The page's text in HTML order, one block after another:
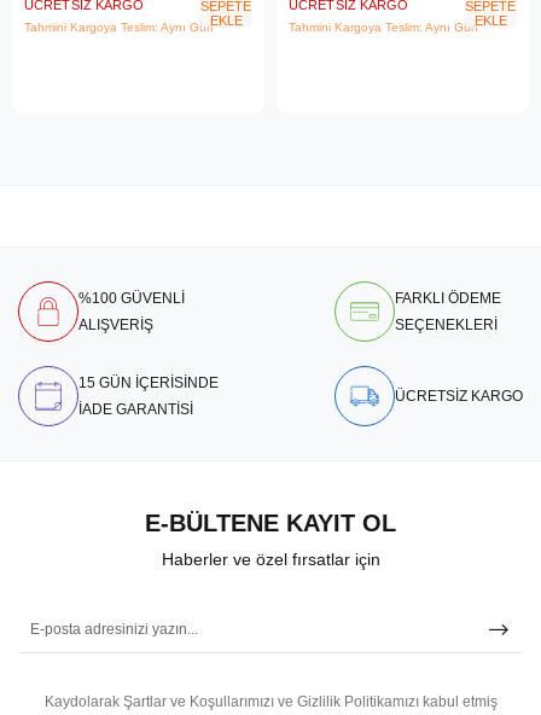
ÜCRETSIZ KARGO
Tahmini Kargoya Teslim: Aynı Gün
SEPETE
EKLE
ÜCRETSIZ KARGO
Tahmini Kargoya Teslim: Aynı Gün
SEPETE
EKLE
%100 GÜVENLİ
ALIŞVERİŞ
FARKLI ÖDEME
SEÇENEKLERİ
15 GÜN İÇERİSİNDE
İADE GARANTİSİ
ÜCRETSİZ KARGO
E-BÜLTENE KAYIT OL
Haberler ve özel fırsatlar için
Kaydolarak Şartlar ve Koşullarımızı ve Gizlilik Politikamızı kabul etmiş